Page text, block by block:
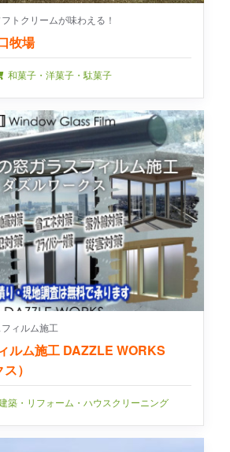
トクリームが味わえる！
牧場
和菓子・洋菓子・駄菓子
ィルム施工
ルム施工 DAZZLE WORKS
）
築・リフォーム・ハウスクリーニング